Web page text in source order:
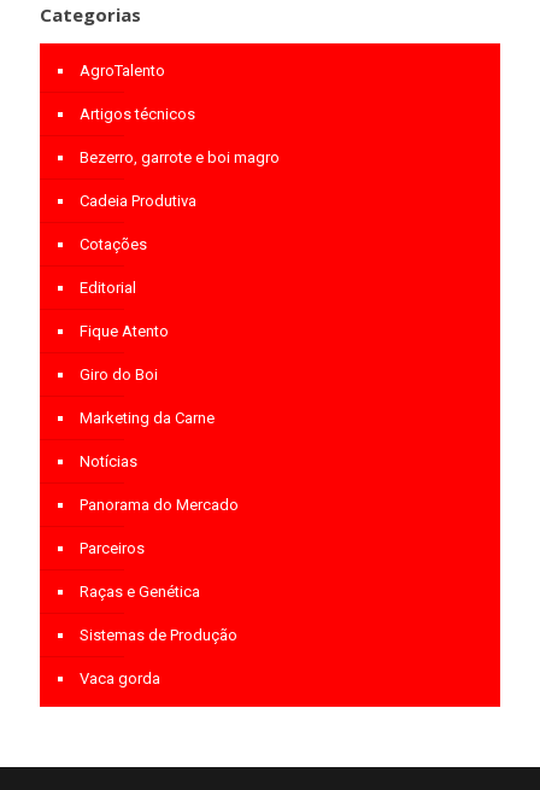
Categorias
AgroTalento
Artigos técnicos
Bezerro, garrote e boi magro
Cadeia Produtiva
Cotações
Editorial
Fique Atento
Giro do Boi
Marketing da Carne
Notícias
Panorama do Mercado
Parceiros
Raças e Genética
Sistemas de Produção
Vaca gorda